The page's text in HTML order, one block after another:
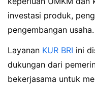
investasi produk,
pengembangan usaha.
Layanan KUR BRI ini
dukungan dari
bekerjasama untuk